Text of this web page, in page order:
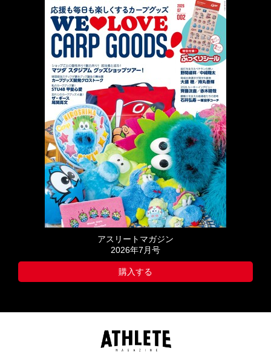
アスリートマガジン
2026年7月号
購入する